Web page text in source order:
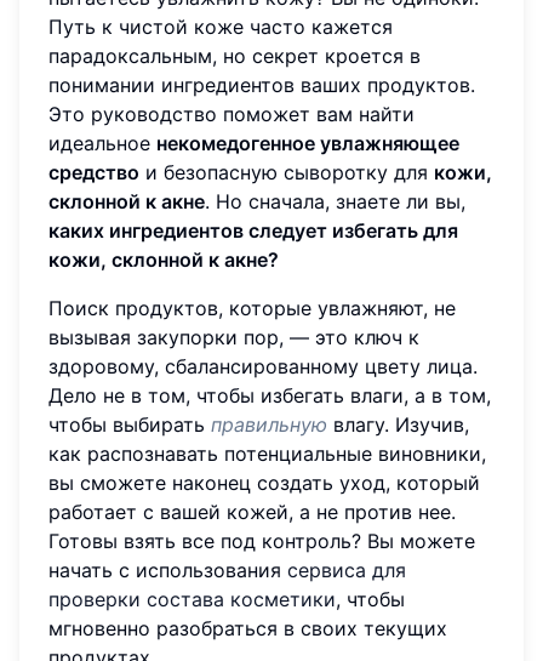
Путь к чистой коже часто кажется
парадоксальным, но секрет кроется в
понимании ингредиентов ваших продуктов.
Это руководство поможет вам найти
идеальное некомедогенное увлажняющее
средство и безопасную сыворотку для кожи,
склонной к акне. Но сначала, знаете ли вы,
каких ингредиентов следует избегать для
кожи, склонной к акне?
Поиск продуктов, которые увлажняют, не
вызывая закупорки пор, — это ключ к
здоровому, сбалансированному цвету лица.
Дело не в том, чтобы избегать влаги, а в том,
чтобы выбирать правильную влагу. Изучив,
как распознавать потенциальные виновники,
вы сможете наконец создать уход, который
работает с вашей кожей, а не против нее.
Готовы взять все под контроль? Вы можете
начать с использования сервиса для
проверки состава косметики, чтобы
мгновенно разобраться в своих текущих